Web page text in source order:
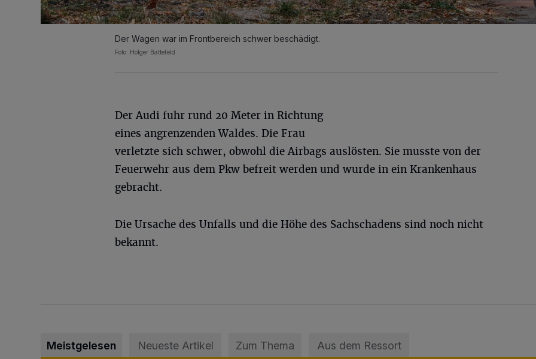
Der Wagen war im Frontbereich schwer beschädigt.
Foto: Holger Battefeld
Der Audi fuhr rund 20 Meter in Richtung
eines angrenzenden Waldes. Die Frau
verletzte sich schwer, obwohl die Airbags auslösten. Sie musste von der
Feuerwehr aus dem Pkw befreit werden und wurde in ein Krankenhaus
gebracht.
Die Ursache des Unfalls und die Höhe des Sachschadens sind noch nicht
bekannt.
Meistgelesen Neueste Artikel Zum Thema Aus dem Ressort